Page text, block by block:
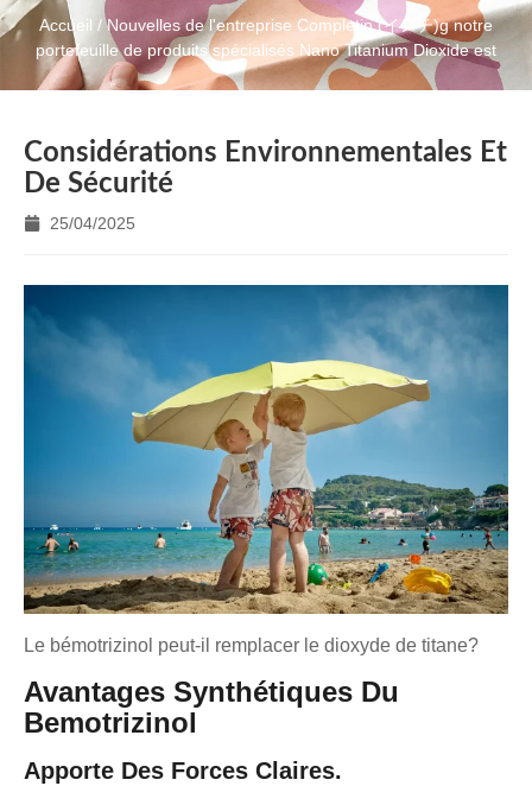
Accueil /Nouvelles de l'entreprise Completin (インチ)g notre
portefeuille de produits spécialisés Nano Titanium Dioxide est
Considérations Environnementales Et
De Sécurité
25/04/2025
Le bémotrizinol peut-il remplacer le dioxyde de titane?
Avantages Synthétiques Du
Bemotrizinol
Apporte Des Forces Claires.